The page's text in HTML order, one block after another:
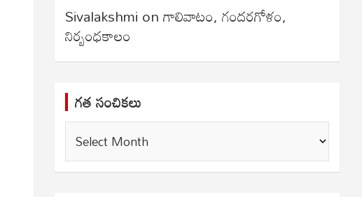
Sivalakshmi onగాలివాటం, గందరగోళం,
నిర్బంధకాలం
గత సంచికలు
గత
సంచికలు